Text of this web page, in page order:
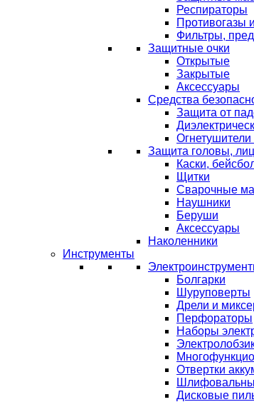
Респираторы
Противогазы
Фильтры,
Защитные очки
Открытые
Закрытые
Аксессуары
Средства
Защита от
Защита головы,
Каски,
Щитки
Сварочные
Наушники
Беруши
Аксессуары
Наколенники
Инструменты
Болгарки
Шуруповерты
Дрели и
Перфораторы
Наборы
Отвертки
Дисковые